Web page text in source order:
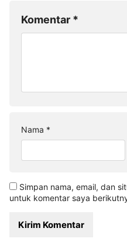
Komentar *
Nama *
Simpan nama, email, dan
untuk komentar saya